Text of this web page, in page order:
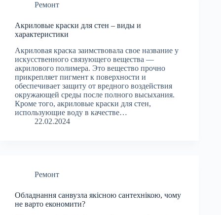
Ремонт
Акриловые краски для стен – виды и
характеристики
Акриловая краска заимствовала свое название у
искусственного связующего вещества —
акрилового полимера. Это вещество прочно
прикрепляет пигмент к поверхности и
обеспечивает защиту от вредного воздействия
окружающей среды после полного высыхания.
Кроме того, акриловые краски для стен,
использующие воду в качестве…
22.02.2024
Ремонт
Обладнання санвузла якісною сантехнікою, чому
не варто економити?